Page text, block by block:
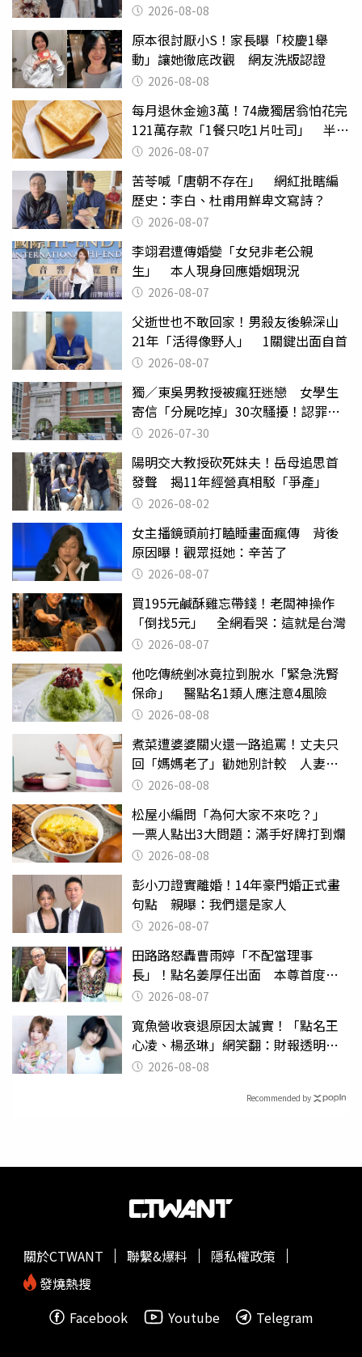
2026-08-08
原本很討厭小S！家長曝「校慶1舉
動」讓她徹底改觀 網友洗版認證
2026-08-08
每月退休金逾3萬！74歲獨居翁怕花完
121萬存款「1餐只吃1片吐司」 半年
後暴瘦嚇壞女兒
2026-08-07
苦苓喊「唐朝不存在」 網紅批瞎編
歷史：李白、杜甫用鮮卑文寫詩？
2026-08-07
李翊君遭傳婚變「女兒非老公親
生」 本人現身回應婚姻現況
2026-08-07
父逝世也不敢回家！男殺友後躲深山
21年「活得像野人」 1關鍵出面自首
2026-08-07
獨／東吳男教授被瘋狂迷戀 女學生
寄信「分屍吃掉」30次騷擾！認罪免
關 2026-07-30
陽明交大教授砍死妹夫！岳母追思首
發聲 揭11年經營真相駁「爭產」
2026-08-02
女主播鏡頭前打瞌睡畫面瘋傳 背後
原因曝！觀眾挺她：辛苦了
2026-08-07
買195元鹹酥雞忘帶錢！老闆神操作
「倒找5元」 全網看哭：這就是台灣
2026-08-07
他吃傳統剉冰竟拉到脫水「緊急洗腎
保命」 醫點名1類人應注意4風險
2026-08-08
煮菜遭婆婆關火還一路追罵！丈夫只
回「媽媽老了」勸她別計較 人妻超
崩潰：我像台傭
2026-08-08
松屋小編問「為何大家不來吃？」
一票人點出3大問題：滿手好牌打到爛
2026-08-08
彭小刀證實離婚！14年豪門婚正式畫
句點 親曝：我們還是家人
2026-08-07
田路路怒轟曹雨婷「不配當理事
長」！點名姜厚任出面 本尊首度回
應了2026-08-07
寬魚營收衰退原因太誠實！「點名王
心凌、楊丞琳」網笑翻：財報透明度
滿分2026-08-08
Recommended by
關於CTWANT 聯繫&爆料
隱私權政策
發燒熱搜
Facebook
Youtube Telegram